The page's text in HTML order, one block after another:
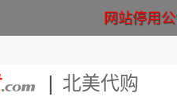
网站停用
北美代购